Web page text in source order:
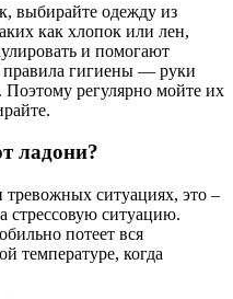
выбирайте одежду из
как хлопок или лен,
и помогают
правила гигиены — руки
регулярно мойте их
ладони?
ситуациях, это –
стрессовую ситуацию.
потеет вся
температуре, когда